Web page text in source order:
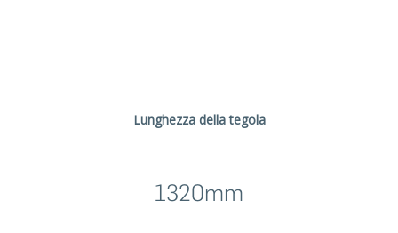
Lunghezza della tegola
1320mm